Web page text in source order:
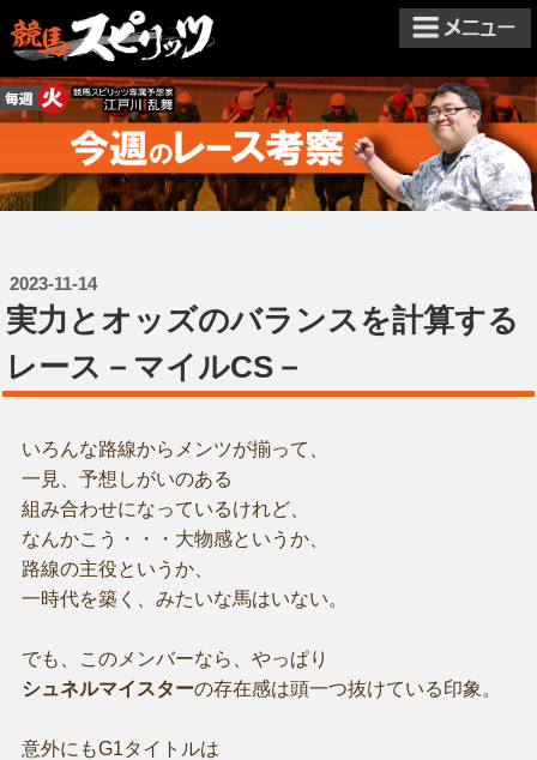
2023-11-14
実力とオッズのバランスを計算する
レース－マイルCS－
いろんな路線からメンツが揃って、
一見、予想しがいのある
組み合わせになっているけれど、
なんかこう・・・大物感というか、
路線の主役というか、
一時代を築く、みたいな馬はいない。
でも、このメンバーなら、やっぱり
シュネルマイスターの存在感は頭一つ抜けている印象。
意外にもG1タイトルは